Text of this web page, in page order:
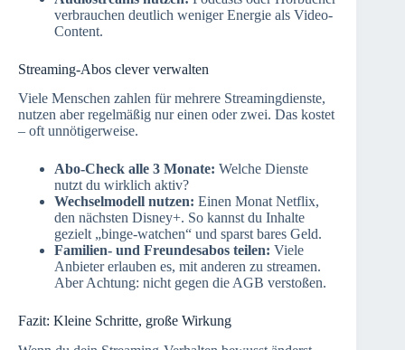
verbrauchen deutlich weniger Energie als Video-
Content.
Streaming-Abos clever verwalten
Viele Menschen zahlen für mehrere Streamingdienste,
nutzen aber regelmäßig nur einen oder zwei. Das kostet
– oft unnötigerweise.
Abo-Check alle 3 Monate: Welche Dienste
nutzt du wirklich aktiv?
Wechselmodell nutzen: Einen Monat Netflix,
den nächsten Disney+. So kannst du Inhalte
gezielt „binge-watchen“ und sparst bares Geld.
Familien- und Freundesabos teilen: Viele
Anbieter erlauben es, mit anderen zu streamen.
Aber Achtung: nicht gegen die AGB verstoßen.
Fazit: Kleine Schritte, große Wirkung